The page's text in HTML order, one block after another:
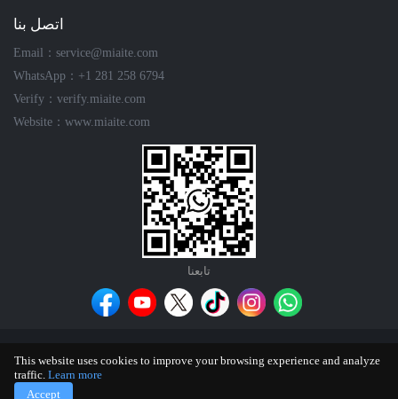
اتصل بنا
Email：service@miaite.com
WhatsApp：+1 281 258 6794
Verify：verify.miaite.com
Website：www.miaite.com
تابعنا
Copyright © 2025 Miaite
This website uses cookies to improve your browsing experience and analyze
traffic. Learn more
Accept